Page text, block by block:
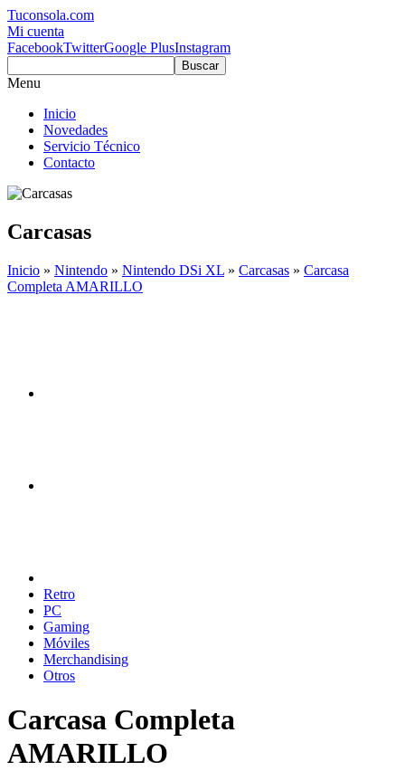
Tuconsola.com
Mi cuenta
FacebookTwitterGoogle PlusInstagram
Buscar
Menu
Inicio
Novedades
Servicio Técnico
Contacto
Carcasas
Inicio » Nintendo » Nintendo DSi XL » Carcasas » Carcasa
Completa AMARILLO
Retro
PC
Gaming
Móviles
Merchandising
Otros
Carcasa Completa
AMARILLO